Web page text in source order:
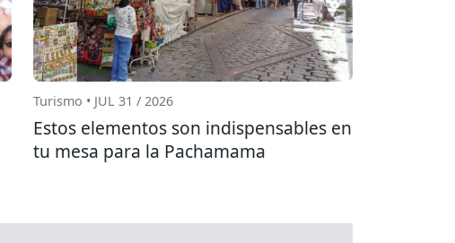
Turismo • JUL 31 / 2026
Estos elementos son indispensables en
tu mesa para la Pachamama